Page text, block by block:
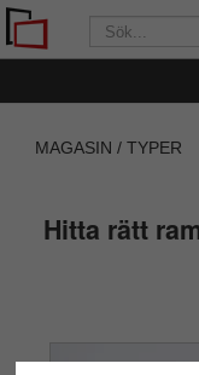
MAGASIN TYPER
Hitta rätt